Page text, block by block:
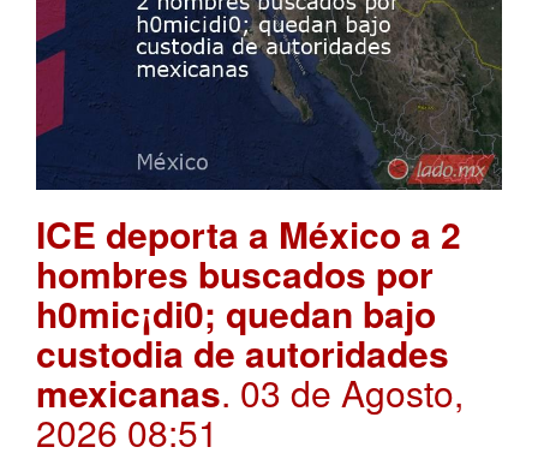
ICE deporta a México a 2
hombres buscados por
h0mic¡di0; quedan bajo
custodia de autoridades
mexicanas. 03 de Agosto,
2026 08:51